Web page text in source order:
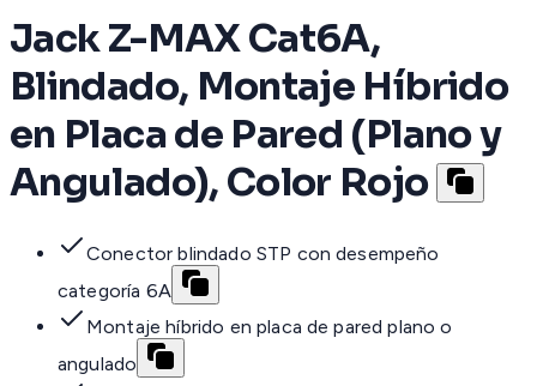
Jack Z-MAX Cat6A,
Blindado, Montaje Híbrido
en Placa de Pared (Plano y
Angulado), Color Rojo
Conector blindado STP con desempeño
categoría 6A
Montaje híbrido en placa de pared plano o
angulado